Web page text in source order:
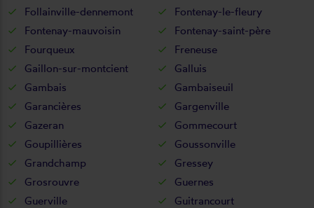
Follainville-dennemont
Fontenay-le-fleury
Fontenay-mauvoisin
Fontenay-saint-père
Fourqueux
Freneuse
Gaillon-sur-montcient
Galluis
Gambais
Gambaiseuil
Garancières
Gargenville
Gazeran
Gommecourt
Goupillières
Goussonville
Grandchamp
Gressey
Grosrouvre
Guernes
Guerville
Guitrancourt